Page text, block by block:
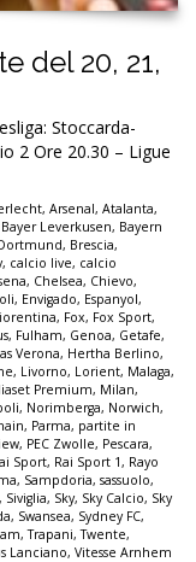
del 20, 21,
Stoccarda-
2 Ore 20.30 – Ligue
, Arsenal, Atalanta,
Bayer Leverkusen, Bayern
, Brescia,
, calcio live, calcio
, Chelsea, Chievo,
, Envigado, Espanyol,
, Fox, Fox Sport,
, Fulham, Genoa, Getafe,
Verona, Hertha Berlino,
, Livorno, Lorient, Malaga,
Premium, Milan,
, Norimberga, Norwich,
, Parma, partite in
, PEC Zwolle, Pescara,
Sport, Rai Sport 1, Rayo
, Sampdoria, sassuolo,
, Siviglia, Sky, Sky Calcio, Sky
, Swansea, Sydney FC,
,Trapani,Twente,
Lanciano, Vitesse Arnhem